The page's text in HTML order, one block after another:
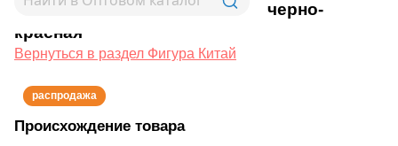
1207-5738К ФИГУРА Бабочка черно-
красная
Вернуться в раздел Фигура Китай
распродажа
Происхождение товара